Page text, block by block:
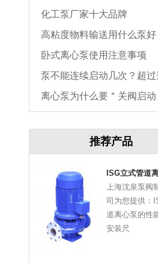
化工泵厂家十大品牌
高粘度物料输送用什么泵好
卧式离心泵使用注意事项
泵不能连续启动几次？超过
数，电机必坏
离心泵为什么要＂关阀启动
推荐产品
ISG立式管道
上海沈泉泵阀
司为您提供：
道离心泵的性
安装尺